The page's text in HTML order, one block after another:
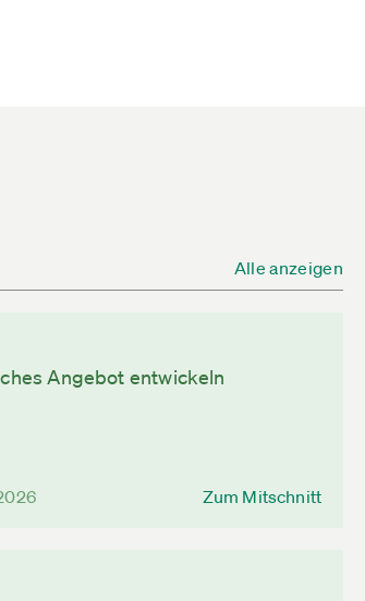
Alle anzeigen
Angebot entwickeln
Zum Mitschnitt